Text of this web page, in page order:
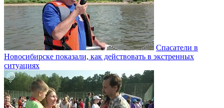
Спасатели в
Новосибирске показали, как действовать в экстренных
ситуациях